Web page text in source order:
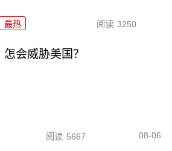
最热 阅读 3250
会威胁美国？
阅读 5667 08-06